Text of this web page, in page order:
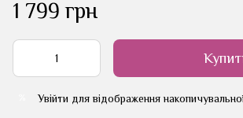
1 799 грн
Увійти для відображення